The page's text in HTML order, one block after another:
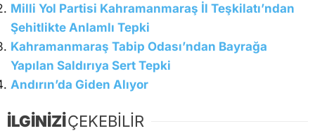
Milli Yol Partisi Kahramanmaraş İl Teşkilatı’ndan
Şehitlikte Anlamlı Tepki
Kahramanmaraş Tabip Odası’ndan Bayrağa
Yapılan Saldırıya Sert Tepki
Andırın’da Giden Alıyor
İLGİNİZİÇEKEBİLİR